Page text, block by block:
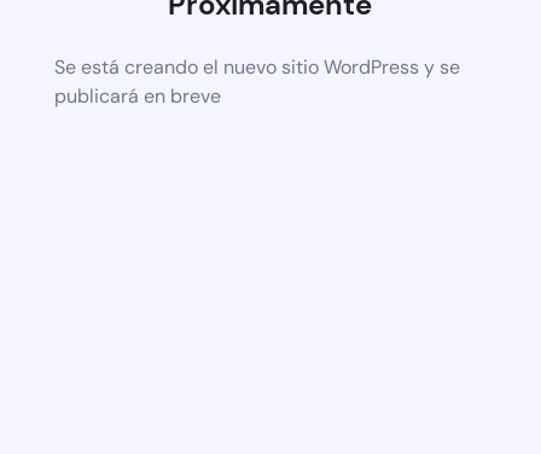
Se está creando el nuevo sitio WordPress y se
publicará en breve